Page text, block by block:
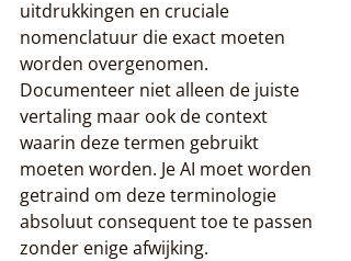
uitdrukkingen en cruciale
nomenclatuur die exact moeten
worden overgenomen.
Documenteer niet alleen de juiste
vertaling maar ook de context
waarin deze termen gebruikt
moeten worden. Je AI moet worden
getraind om deze terminologie
absoluut consequent toe te passen
zonder enige afwijking.